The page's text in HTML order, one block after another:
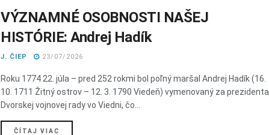
VÝZNAMNÉ OSOBNOSTI NAŠEJ
HISTÓRIE: Andrej Hadík
J. ČIEP 23/07/2026
Roku 1774 22. júla – pred 252 rokmi bol poľný maršal Andrej Hadík (16.
10. 1711 Žitný ostrov – 12. 3. 1790 Viedeň) vymenovaný za prezidenta
Dvorskej vojnovej rady vo Viedni, čo...
ČÍTAJ VIAC